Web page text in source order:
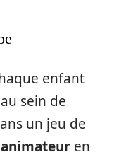
enfant
au sein de
un jeu de
animateur en